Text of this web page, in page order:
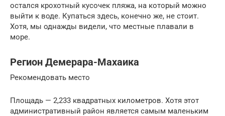
остался крохотный кусочек пляжа, на который можно
выйти к воде. Купаться здесь, конечно же, не стоит.
Хотя, мы однажды видели, что местные плавали в
море.
Регион Демерара-Махаика
Рекомендовать место
Площадь — 2,233 квадратных километров. Хотя этот
административный район является самым маленьким